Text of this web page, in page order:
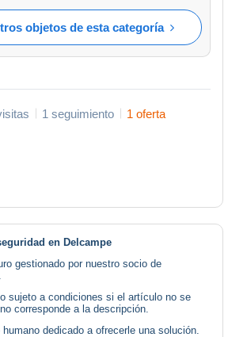
objetos de esta categoría
1 seguimiento 1 oferta
en Delcampe
gestionado por nuestro socio de
sujeto a condiciones si el artículo no se
corresponde a la descripción.
humano dedicado a ofrecerle una solución.